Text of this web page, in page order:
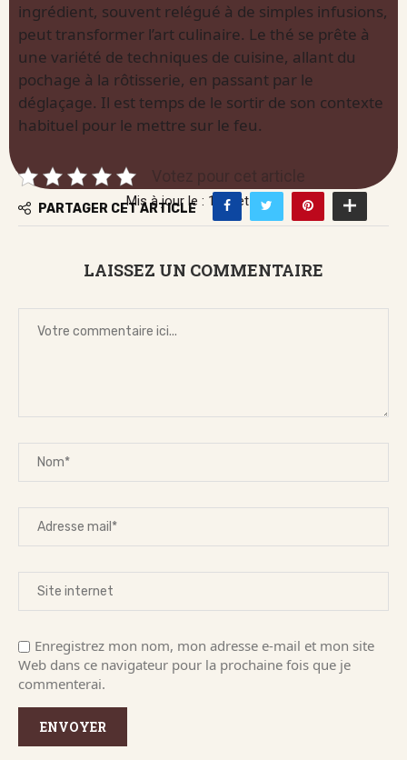
Mis à jour le : 1 juillet 2026
ingrédient, souvent relégué à de simples infusions,
peut transformer l’art culinaire. Le thé se prête à
une variété de techniques de cuisine, allant du
pochage à la rôtisserie, en passant par le
déglaçage. Il est temps de le sortir de son contexte
habituel pour le mettre sur le feu.
Votez pour cet article
PARTAGER CET ARTICLE
LAISSEZ UN COMMENTAIRE
Enregistrez mon nom, mon adresse e-mail et mon site
Web dans ce navigateur pour la prochaine fois que je
commenterai.